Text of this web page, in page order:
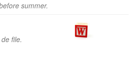
summer.
file.